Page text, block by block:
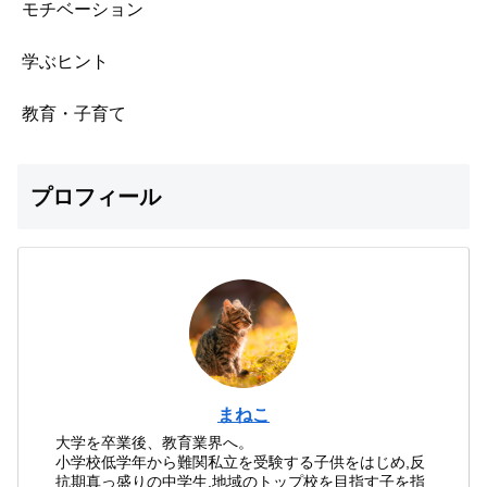
モチベーション
学ぶヒント
教育・子育て
プロフィール
まねこ
大学を卒業後、教育業界へ。
小学校低学年から難関私立を受験する子供をはじめ,反
抗期真っ盛りの中学生,地域のトップ校を目指す子を指